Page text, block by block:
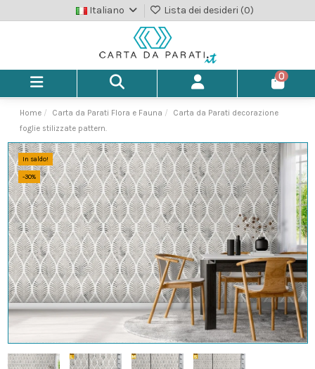
Italiano Lista dei desideri (0)
0
Home Carta da Parati Flora e Fauna
Carta da Parati decorazione
foglie stilizzate pattern.
In saldo!
-30%